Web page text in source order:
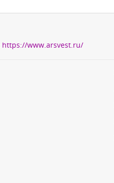
https://www.arsvest.ru/